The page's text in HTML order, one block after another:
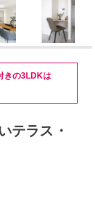
きの3LDKは
テラス・